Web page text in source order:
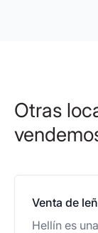
Otras
Venta de
Hellín es